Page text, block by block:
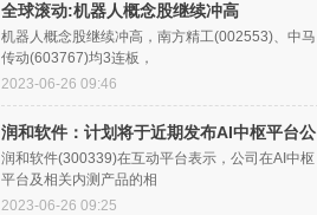
全球滚动:机器人概念股继续冲高
机器人概念股继续冲高，南方精工(002553)、中马
传动(603767)均3连板，
2023-06-26 09:46
润和软件：计划将于近期发布AI中枢平台公
测版本-世界播报
润和软件(300339)在互动平台表示，公司在AI中枢
平台及相关内测产品的相
2023-06-26 09:25